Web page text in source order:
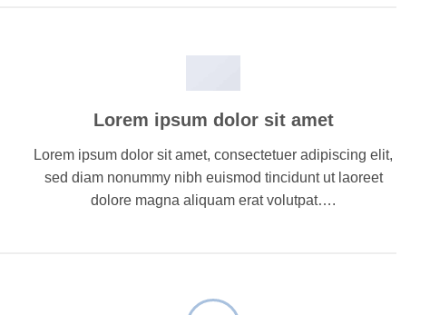
Lorem ipsum dolor sit amet
Lorem ipsum dolor sit amet, consectetuer adipiscing elit,
sed diam nonummy nibh euismod tincidunt ut laoreet
dolore magna aliquam erat volutpat….